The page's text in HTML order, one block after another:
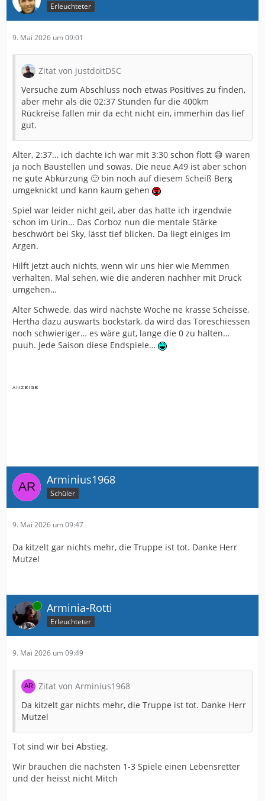
Erleuchteter
9. Mai 2026 um 09:01
Zitat von justdoitDSC
Versuche zum Abschluss noch etwas Positives zu finden,
aber mehr als die 02:37 Stunden für die 400km
Rückreise fallen mir da echt nicht ein, immerhin das lief
gut.
Alter, 2:37… ich dachte ich war mit 3:30 schon flott 😅 waren
ja noch Baustellen und sowas. Die neue A49 ist aber schon
ne gute Abkürzung 🙂 bin noch auf diesem Scheiß Berg
umgeknickt und kann kaum gehen
Spiel war leider nicht geil, aber das hatte ich irgendwie
schon im Urin… Das Corboz nun die mentale Stärke
beschwört bei Sky, lässt tief blicken. Da liegt einiges im
Argen.
Hilft jetzt auch nichts, wenn wir uns hier wie Memmen
verhalten. Mal sehen, wie die anderen nachher mit Druck
umgehen…
Alter Schwede, das wird nächste Woche ne krasse Scheisse,
Hertha dazu auswärts bockstark, da wird das Toreschiessen
noch schwieriger… es wäre gut, lange die 0 zu halten…
puuh. Jede Saison diese Endspiele…
Arminius1968
Schüler
9. Mai 2026 um 09:47
Da kitzelt gar nichts mehr, die Truppe ist tot. Danke Herr
Mutzel
Online Arminia-Rotti
Erleuchteter
9. Mai 2026 um 09:49
Zitat von Arminius1968
Da kitzelt gar nichts mehr, die Truppe ist tot. Danke Herr
Mutzel
Tot sind wir bei Abstieg.
Wir brauchen die nächsten 1-3 Spiele einen Lebensretter
und der heisst nicht Mitch